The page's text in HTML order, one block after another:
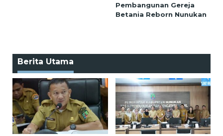
Pembangunan Gereja
Betania Reborn Nunukan
Berita Utama